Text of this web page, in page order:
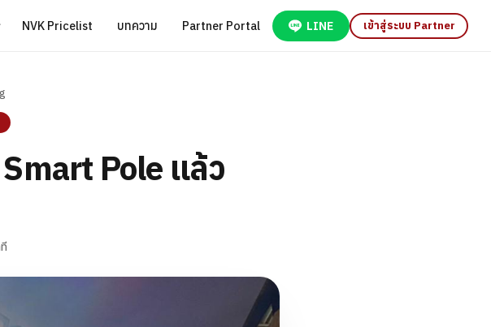
NVK Pricelist บทความ Partner Portal LINE เข้าสู่ระบบ Partner
Pole แล้ว